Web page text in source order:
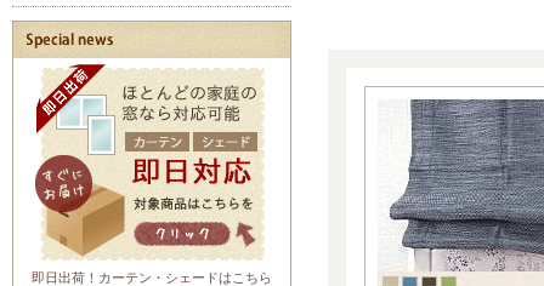
即日出荷！カーテン・シェードはこちら